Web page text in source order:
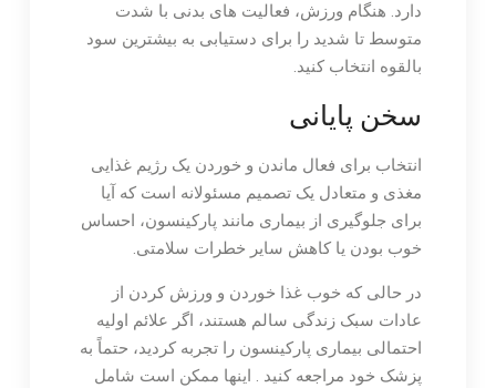
دارد. هنگام ورزش، فعالیت های بدنی با شدت
متوسط ​​تا شدید را برای دستیابی به بیشترین سود
بالقوه انتخاب کنید.
سخن پایانی
انتخاب برای فعال ماندن و خوردن یک رژیم غذایی
مغذی و متعادل یک تصمیم مسئولانه است که آیا
برای جلوگیری از بیماری مانند پارکینسون، احساس
خوب بودن یا کاهش سایر خطرات سلامتی.
در حالی که خوب غذا خوردن و ورزش کردن از
عادات سبک زندگی سالم هستند، اگر علائم اولیه
احتمالی بیماری پارکینسون را تجربه کردید، حتماً به
پزشک خود مراجعه کنید . اینها ممکن است شامل